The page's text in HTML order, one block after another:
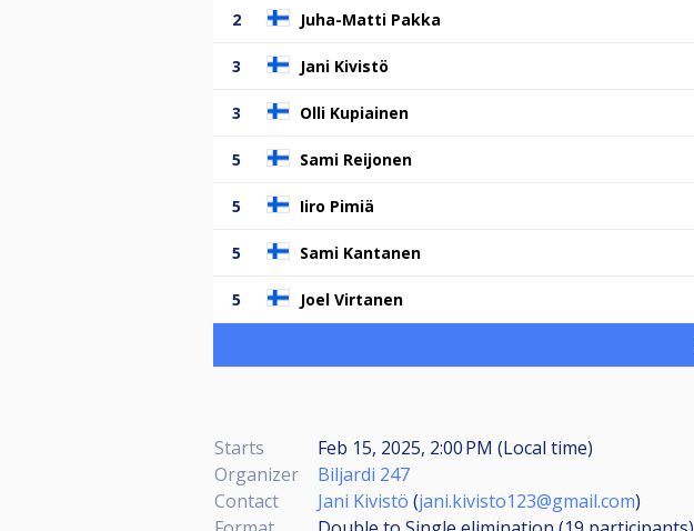
2 Juha-Matti Pakka
3 Jani Kivistö
3 Olli Kupiainen
5 Sami Reijonen
5 Iiro Pimiä
5 Sami Kantanen
5 Joel Virtanen
Starts
Feb 15, 2025, 2:00 PM (Local time)
Organizer
Biljardi 247
Contact
Jani Kivistö (jani.kivisto123@gmail.com)